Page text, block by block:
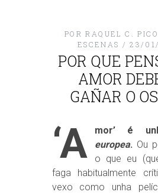
POR RAQUEL C. PICO
ESCENAS
23/
POR QUE
AMOR
GAÑAR O
‘A
mor’ é
europea. Ou
o que eu
faga habitualmente
vexo como unha